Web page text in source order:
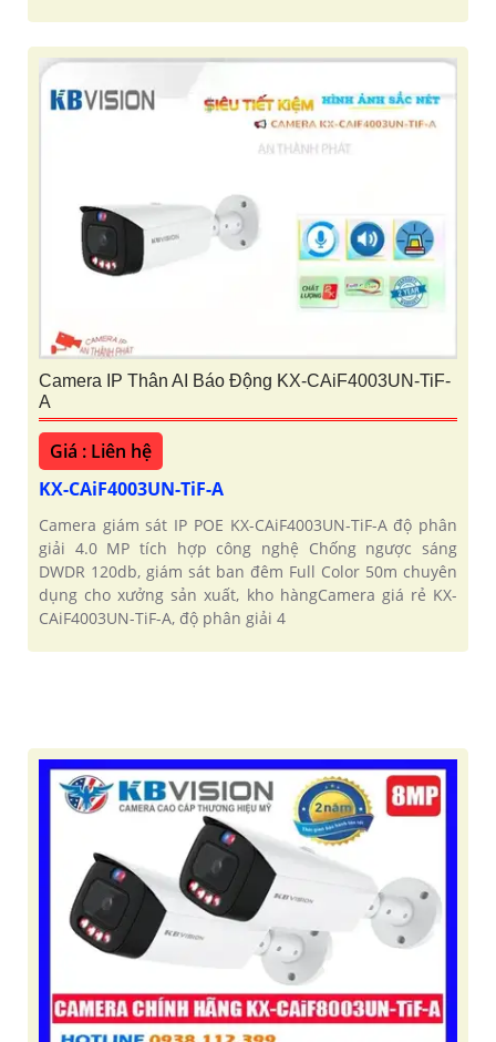
Camera IP Thân AI Báo Động KX-CAiF4003UN-TiF-
A
Giá : Liên hệ
KX-CAiF4003UN-TiF-A
Camera giám sát IP POE KX-CAiF4003UN-TiF-A độ phân
giải 4.0 MP tích hợp công nghệ Chống ngược sáng
DWDR 120db, giám sát ban đêm Full Color 50m chuyên
dụng cho xưởng sản xuất, kho hàngCamera giá rẻ KX-
CAiF4003UN-TiF-A, độ phân giải 4